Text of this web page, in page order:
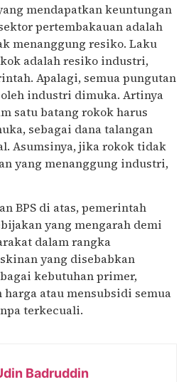
mendapatkan keuntungan
pertembakauan adalah
menanggung resiko. Laku
adalah resiko industri,
Apalagi, semua pungutan
industri dimuka. Artinya
satu batang rokok harus
sebagai dana talangan
Asumsinya, jika rokok tidak
yang menanggung industri,
BPS di atas, pemerintah
yang mengarah demi
dalam rangka
yang disebabkan
kebutuhan primer,
atau mensubsidi semua
terkecuali.
Badruddin